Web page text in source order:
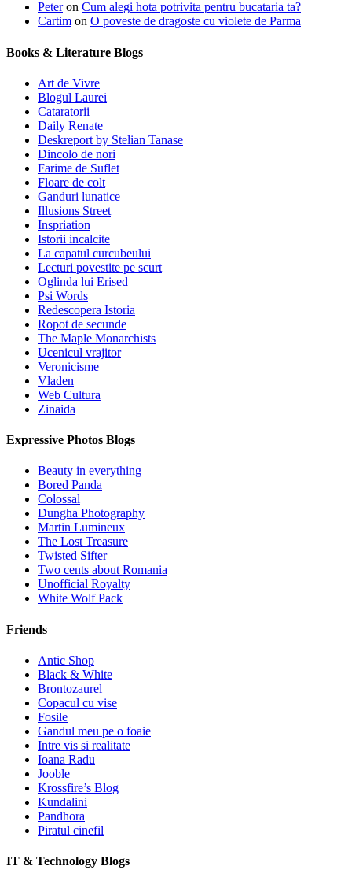
Peteron Cum alegi hota potrivita pentru bucataria ta?
Cartim on O poveste de dragoste cu violete de Parma
Books & Literature Blogs
Art de Vivre
Blogul Laurei
Cataratorii
Daily Renate
Deskreport by Stelian Tanase
Dincolo de nori
Farime de Suflet
Floare de colt
Ganduri lunatice
Illusions Street
Inspriation
Istorii incalcite
La capatul curcubeului
Lecturi povestite pe scurt
Oglinda lui Erised
Psi Words
Redescopera Istoria
Ropot de secunde
The Maple Monarchists
Ucenicul vrajitor
Veronicisme
Vladen
Web Cultura
Zinaida
Expressive Photos Blogs
Beauty in everything
Bored Panda
Colossal
Dungha Photography
Martin Lumineux
The Lost Treasure
Twisted Sifter
Two cents about Romania
Unofficial Royalty
White Wolf Pack
Friends
Antic Shop
Black & White
Brontozaurel
Copacul cu vise
Fosile
Gandul meu pe o foaie
Intre vis si realitate
Ioana Radu
Jooble
Krossfire’s Blog
Kundalini
Pandhora
Piratul cinefil
IT & Technology Blogs